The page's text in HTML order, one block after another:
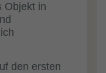
Objekt in
den ersten